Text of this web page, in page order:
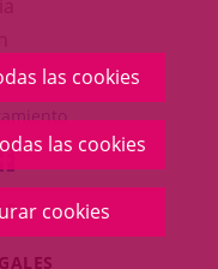
las cookies
las cookies
cookies
aplicación
externa.
ENLACE
A
UNA